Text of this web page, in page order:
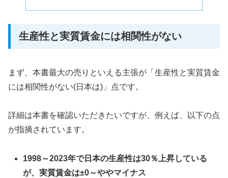
生産性と実質賃金には相関性がない
まず、本書最大の売りといえる主張が「生産性と実質賃金
には相関性がない(日本は)」点です。
詳細は本書を確認いただきたいですが、例えば、以下の点
が指摘されています。
1998～2023年で日本の生産性は30％上昇している
が、実質賃金は±0～ややマイナス